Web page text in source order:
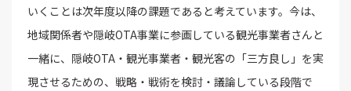
いくことは次年度以降の課題であると考えています。今は、
地域関係者や隠岐OTA事業に参画している観光事業者さんと
一緒に、隠岐OTA・観光事業者・観光客の「三方良し」を実
現させるための、戦略・戦術を検討・議論している段階で